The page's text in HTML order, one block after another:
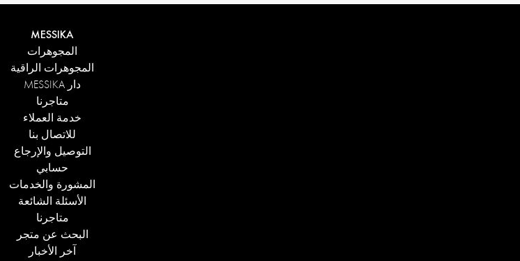
MESSIKA
المجوهرات
المجوهرات الراقية
دار MESSIKA
متاجرنا
خدمة العملاء
للاتصال بنا
التوصيل والإرجاع
حسابي
المشورة والخدمات
الأسئلة الشائعة
متاجرنا
البحث عن متجر
آخر الأخبار